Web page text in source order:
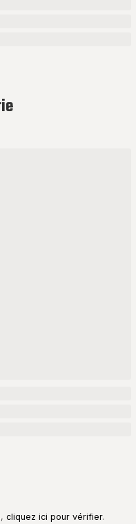
cliquez ici pour vérifier.